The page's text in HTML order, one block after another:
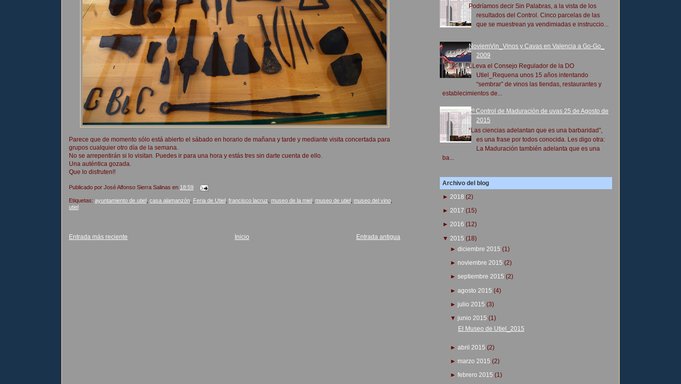
Parece que de momento sólo está abierto el sábado en horario de mañana y tarde y mediante visita concertada para
grupos cualquier otro día de la semana.
No se arrepentirán si lo visitan. Puedes ir para una hora y estás tres sin darte cuenta de ello.
Una auténtica gozada.
Que lo disfruten!!
Publicado por José Alfonso Sierra Salinas en 18:59
Etiquetas: ayuntamiento de utiel casa alamanzón Feria de Utiel francisco lacruz museo de la miel museo de utiel museo del vino
utiel
Entrada más reciente Entrada antigua
Inicio
Podríamos decir Sin Palabras, a la vista de los
resultados del Control. Cinco parcelas de las
que se muestrean ya vendimiadas e instruccio...
NoviemVin_Vinos y Cavas en Valencia a Go-Go_
2009
LLeva el Consejo Regulador de la DO
Utiel_Requena unos 15 años intentando
“sembrar” de vinos las tiendas, restaurantes y
establecimientos de...
2º Control de Maduración de uvas 25 de Agosto de
2015
“Las ciencias adelantan que es una barbaridad”,
es una frase por todos conocida. Les digo otra:
La Maduración también adelanta que es una
ba...
Archivo del blog
► 2018 (2)
► 2017 (15)
► 2016 (12)
▼ 2015 (18)
► diciembre 2015 (1)
► noviembre 2015 (2)
► septiembre 2015 (2)
► agosto 2015 (4)
► julio 2015 (3)
▼ junio 2015 (1)
El Museo de Utiel_2015
► abril 2015 (2)
► marzo 2015 (2)
► febrero 2015 (1)